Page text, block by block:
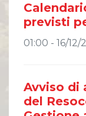
previsti
01:00 - 16/12/
Avviso di
del